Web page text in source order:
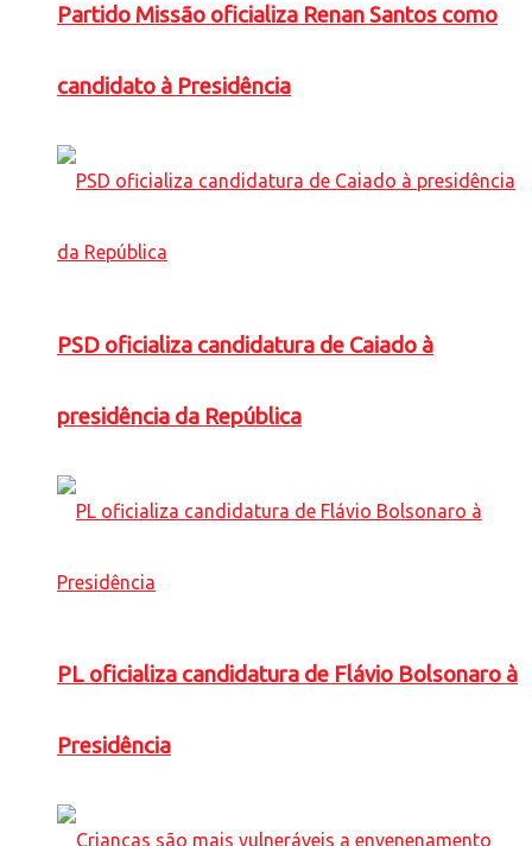
Partido Missão oficializa Renan Santos como
candidato à Presidência
PSD oficializa candidatura de Caiado à
presidência da República
PL oficializa candidatura de Flávio Bolsonaro à
Presidência